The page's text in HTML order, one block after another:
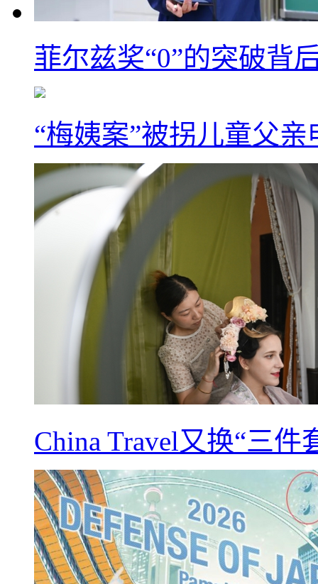
菲尔兹奖“0”的突破背
“梅姨案”被拐儿童父
China Travel又换“三